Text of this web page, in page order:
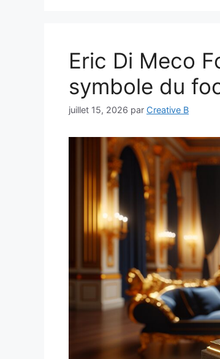
Eric Di Meco
symbole du
juillet 15, 2026 par Creative B